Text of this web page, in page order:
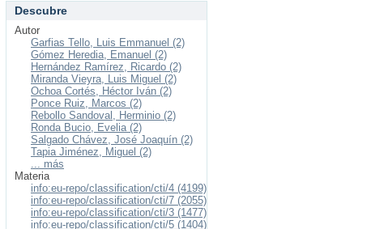
Descubre
Autor
Garfias Tello, Luis Emmanuel (2)
Gómez Heredia, Emanuel (2)
Hernández Ramírez, Ricardo (2)
Miranda Vieyra, Luis Miguel (2)
Ochoa Cortés, Héctor Iván (2)
Ponce Ruiz, Marcos (2)
Rebollo Sandoval, Herminio (2)
Ronda Bucio, Evelia (2)
Salgado Chávez, José Joaquín (2)
Tapia Jiménez, Miguel (2)
... más
Materia
info:eu-repo/classification/cti/4 (4199)
info:eu-repo/classification/cti/7 (2055)
info:eu-repo/classification/cti/3 (1477)
info:eu-repo/classification/cti/5 (1404)